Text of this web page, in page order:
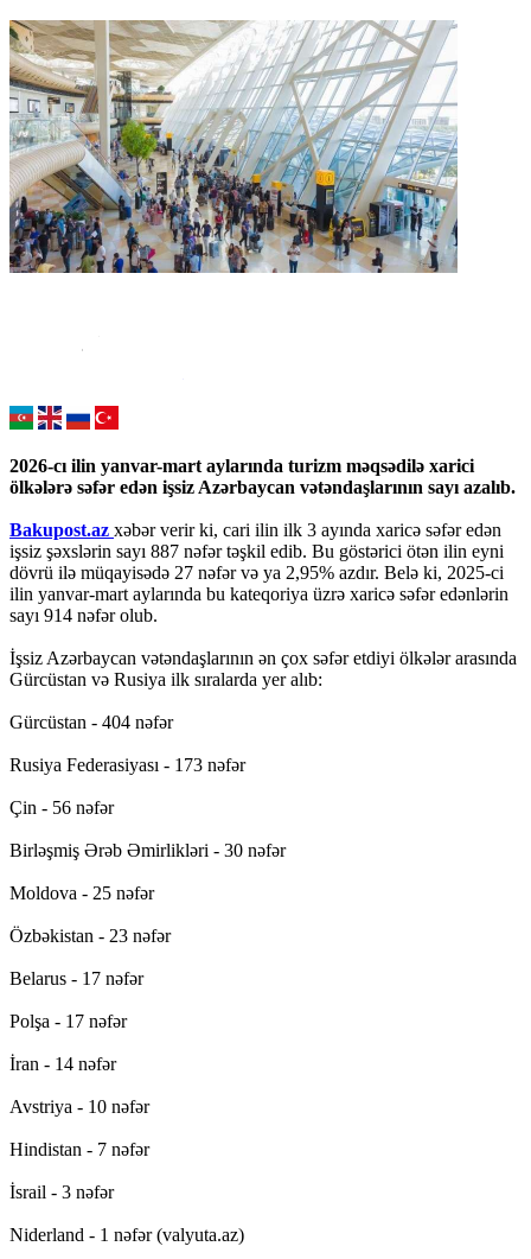
2026-cı ilin yanvar-mart aylarında turizm məqsədilə xarici
ölkələrə səfər edən işsiz Azərbaycan vətəndaşlarının sayı azalıb.
Bakupost.az xəbər verir ki, cari ilin ilk 3 ayında xaricə səfər edən
işsiz şəxslərin sayı 887 nəfər təşkil edib. Bu göstərici ötən ilin eyni
dövrü ilə müqayisədə 27 nəfər və ya 2,95% azdır. Belə ki, 2025-ci
ilin yanvar-mart aylarında bu kateqoriya üzrə xaricə səfər edənlərin
sayı 914 nəfər olub.
İşsiz Azərbaycan vətəndaşlarının ən çox səfər etdiyi ölkələr arasında
Gürcüstan və Rusiya ilk sıralarda yer alıb:
Gürcüstan - 404 nəfər
Rusiya Federasiyası - 173 nəfər
Çin - 56 nəfər
Birləşmiş Ərəb Əmirlikləri - 30 nəfər
Moldova - 25 nəfər
Özbəkistan - 23 nəfər
Belarus - 17 nəfər
Polşa - 17 nəfər
İran - 14 nəfər
Avstriya - 10 nəfər
Hindistan - 7 nəfər
İsrail - 3 nəfər
Niderland - 1 nəfər (valyuta.az)